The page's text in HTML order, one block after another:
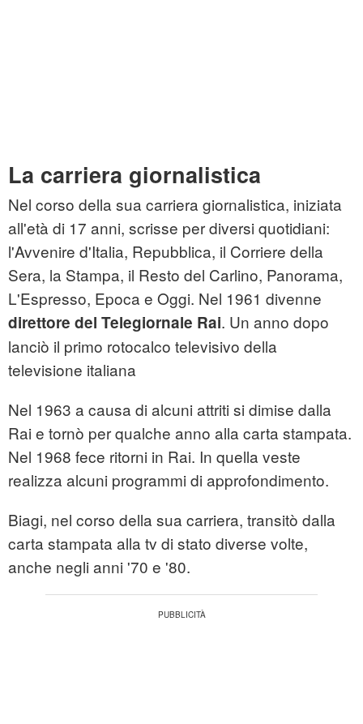
La carriera giornalistica
Nel corso della sua carriera giornalistica, iniziata
all'età di 17 anni, scrisse per diversi quotidiani:
l'Avvenire d'Italia, Repubblica, il Corriere della
Sera, la Stampa, il Resto del Carlino, Panorama,
L'Espresso, Epoca e Oggi. Nel 1961 divenne
direttore del Telegiornale Rai. Un anno dopo
lanciò il primo rotocalco televisivo della
televisione italiana
Nel 1963 a causa di alcuni attriti si dimise dalla
Rai e tornò per qualche anno alla carta stampata.
Nel 1968 fece ritorni in Rai. In quella veste
realizza alcuni programmi di approfondimento.
Biagi, nel corso della sua carriera, transitò dalla
carta stampata alla tv di stato diverse volte,
anche negli anni '70 e '80.